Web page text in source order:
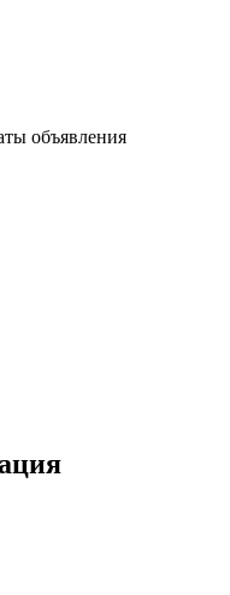
объявления